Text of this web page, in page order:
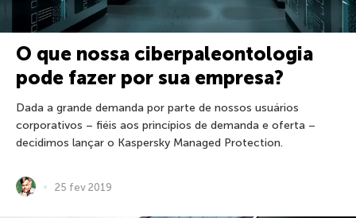
O que nossa ciberpaleontologia
pode fazer por sua empresa?
Dada a grande demanda por parte de nossos usuários
corporativos – fiéis aos princípios de demanda e oferta –
decidimos lançar o Kaspersky Managed Protection.
25 fev 2019